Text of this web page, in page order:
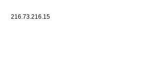
216.73.216.15